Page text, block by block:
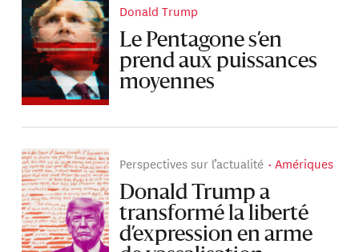
Donald Trump
Le Pentagone s’en
prend aux puissances
moyennes
Perspectives sur l’actualité Amériques
Donald Trump a
transformé la liberté
d’expression en arme